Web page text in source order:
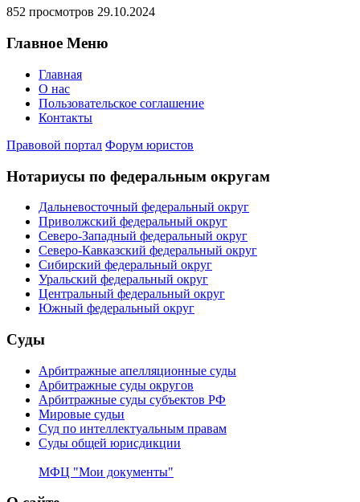
852 просмотров 29.10.2024
Главное Меню
Главная
О нас
Пользовательское соглашение
Контакты
Правовой портал Форум юристов
Нотариусы по федеральным округам
Дальневосточный федеральный округ
Приволжский федеральный округ
Северо-Западный федеральный округ
Северо-Кавказский федеральный округ
Сибирский федеральный округ
Уральский федеральный округ
Центральный федеральный округ
Южный федеральный округ
Суды
Арбитражные апелляционные суды
Арбитражные суды округов
Арбитражные суды субъектов РФ
Мировые судьи
Суд по интеллектуальным правам
Суды общей юрисдикции
МФЦ "Мои документы"